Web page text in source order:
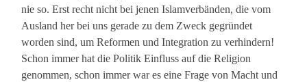
nie so. Erst recht nicht bei jenen Islamverbänden, die vom
Ausland her bei uns gerade zu dem Zweck gegründet
worden sind, um Reformen und Integration zu verhindern!
Schon immer hat die Politik Einfluss auf die Religion
genommen, schon immer war es eine Frage von Macht und